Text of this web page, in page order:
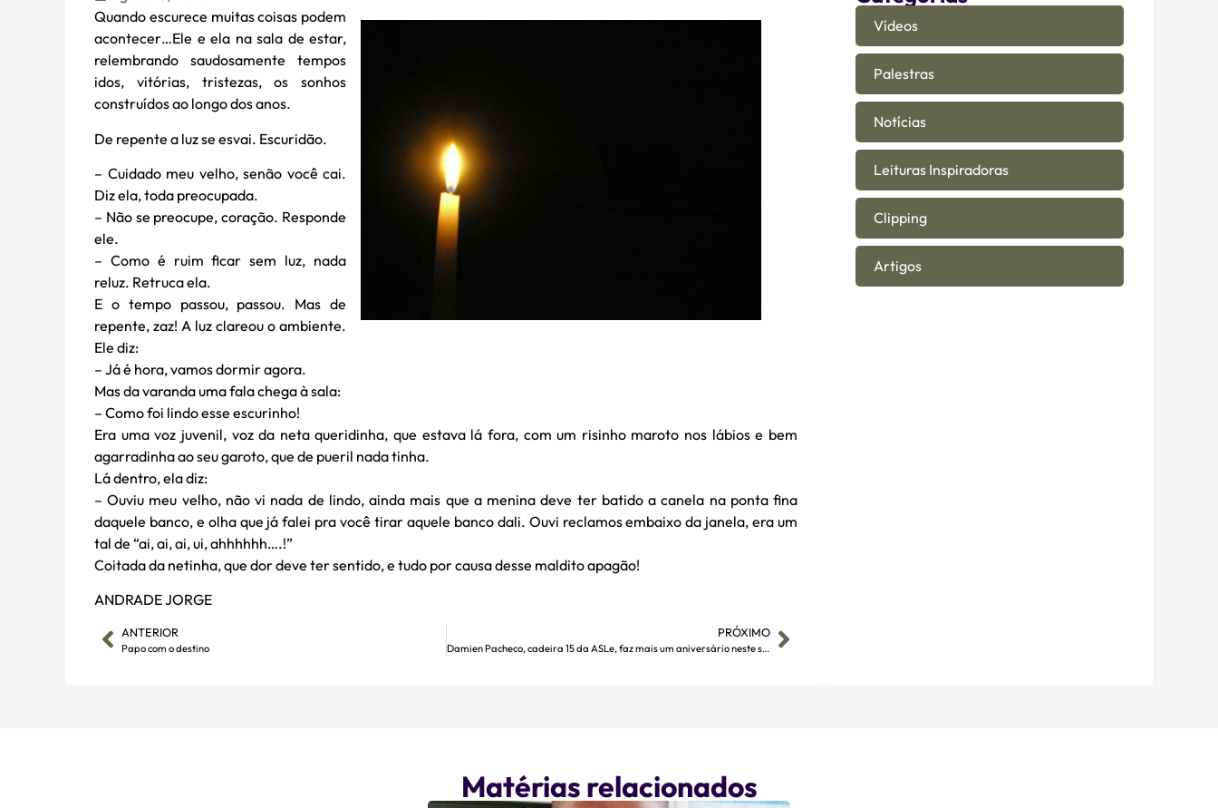
Quando escurece muitas coisas podem
acontecer…Ele e ela na sala de estar,
relembrando saudosamente tempos
idos, vitórias, tristezas, os sonhos
construídos ao longo dos anos.
De repente a luz se esvai. Escuridão.
– Cuidado meu velho, senão você cai.
Diz ela, toda preocupada.
– Não se preocupe, coração. Responde
ele.
– Como é ruim ficar sem luz, nada
reluz. Retruca ela.
E o tempo passou, passou. Mas de
repente, zaz! A luz clareou o ambiente.
Ele diz:
– Já é hora, vamos dormir agora.
Mas da varanda uma fala chega à sala:
– Como foi lindo esse escurinho!
Era uma voz juvenil, voz da neta queridinha, que estava lá fora, com um risinho maroto nos lábios e bem
agarradinha ao seu garoto, que de pueril nada tinha.
Lá dentro, ela diz:
– Ouviu meu velho, não vi nada de lindo, ainda mais que a menina deve ter batido a canela na ponta fina
daquele banco, e olha que já falei pra você tirar aquele banco dali. Ouvi reclamos embaixo da janela, era um
tal de “ai, ai, ai, ui, ahhhhhh….!”
Coitada da netinha, que dor deve ter sentido, e tudo por causa desse maldito apagão!
ANDRADE JORGE
ANTERIOR
Papo com o destino
PRÓXIMO
Damien Pacheco, cadeira 15 da ASLe, faz mais um aniversário neste sábado
Vídeos
Palestras
Notícias
Leituras Inspiradoras
Clipping
Artigos
Matérias relacionados